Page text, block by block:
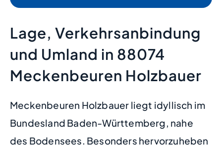
Lage, Verkehrsanbindung
und Umland in 88074
Meckenbeuren Holzbauer
Meckenbeuren Holzbauer liegt idyllisch im
Bundesland Baden-Württemberg, nahe
des Bodensees. Besonders hervorzuheben